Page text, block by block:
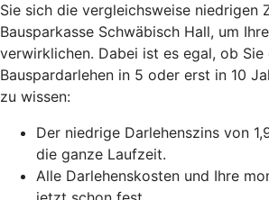
Sie sich die vergleichsweise niedrigen
Bausparkasse Schwäbisch Hall, um
verwirklichen. Dabei ist es egal, ob Sie
Bauspardarlehen in 5 oder erst in 10
zu wissen:
Der niedrige Darlehenszins von
die ganze Laufzeit.
Alle Darlehenskosten und Ihre